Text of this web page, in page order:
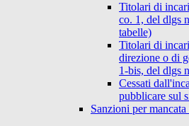
Titolari di
co. 1, del dlgs
tabelle)
Titolari di
direzione o di
1-bis, del dlgs
Cessati
pubblicare sul
Sanzioni per